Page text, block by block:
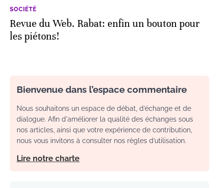
SOCIÉTÉ
Revue du Web. Rabat: enfin un bouton pour
les piétons!
Bienvenue dans l’espace commentaire
Nous souhaitons un espace de débat, d’échange et de
dialogue. Afin d'améliorer la qualité des échanges sous
nos articles, ainsi que votre expérience de contribution,
nous vous invitons à consulter nos règles d’utilisation.
Lire notre charte